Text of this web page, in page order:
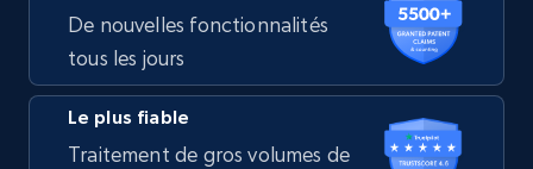
De nouvelles fonctionnalités
tous les jours
Le plus fiable
Traitement de gros volumes de